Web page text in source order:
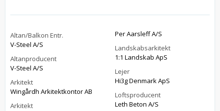
Altan/Balkon Entr.
V-Steel A/S
Altanproducent
V-Steel A/S
Arkitekt
Wingårdh Arkitektkontor AB
Arkitekt
Per Aarsleff A/S
Landskabsarkitekt
1:1 Landskab ApS
Lejer
Hi3g Denmark ApS
Loftsproducent
Leth Beton A/S